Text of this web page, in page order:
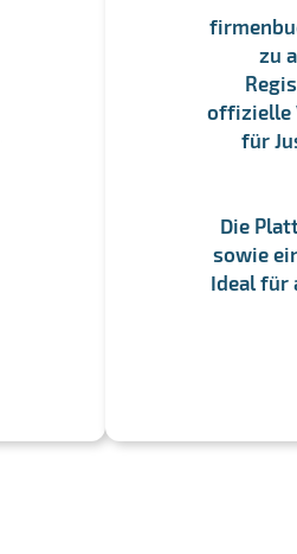
zu
offizielle
für
Die
sowie
Ideal für